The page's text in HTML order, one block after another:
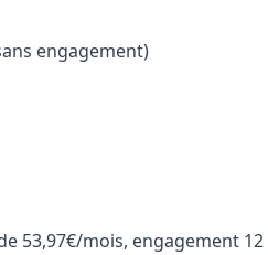
engagement)
53,97€/mois, engagement